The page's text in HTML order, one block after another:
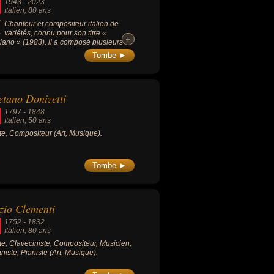
Italien , 80 ans
Chanteur et compositeur italien de
variétés, connu pour son titre «
» (1983), il a composé plusieurs
marquants de la musique française
« Laissez-moi danser » (1979, de
+
+
Tombe ►
Donizetti
1797 - 1848
Italien , 50 ans
Compositeur (Art, Musique).
Tombe ►
Clementi
1752 -1832
Italien, 80 ans
Claveciniste, Compositeur, Musicien,
Pianiste (Art, Musique).